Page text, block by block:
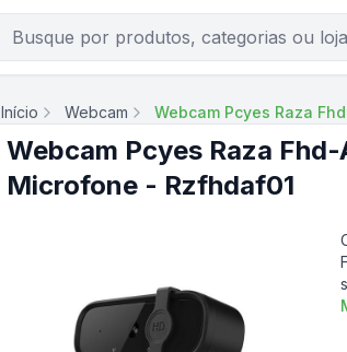
Início Webcam Webcam Pcyes Raza
Webcam Pcyes Raza
Microfone - Rzfhdaf01